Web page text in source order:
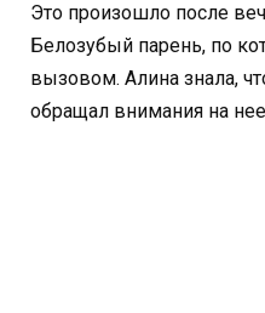
Это произошло после
Белозубый парень, по
вызовом. Алина знала,
обращал внимания на